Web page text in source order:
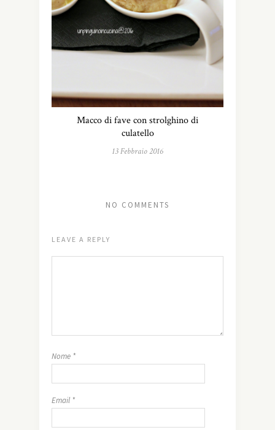
Macco di fave con strolghino di
culatello
13 Febbraio 2016
NO COMMENTS
LEAVE A REPLY
Nome *
Email *